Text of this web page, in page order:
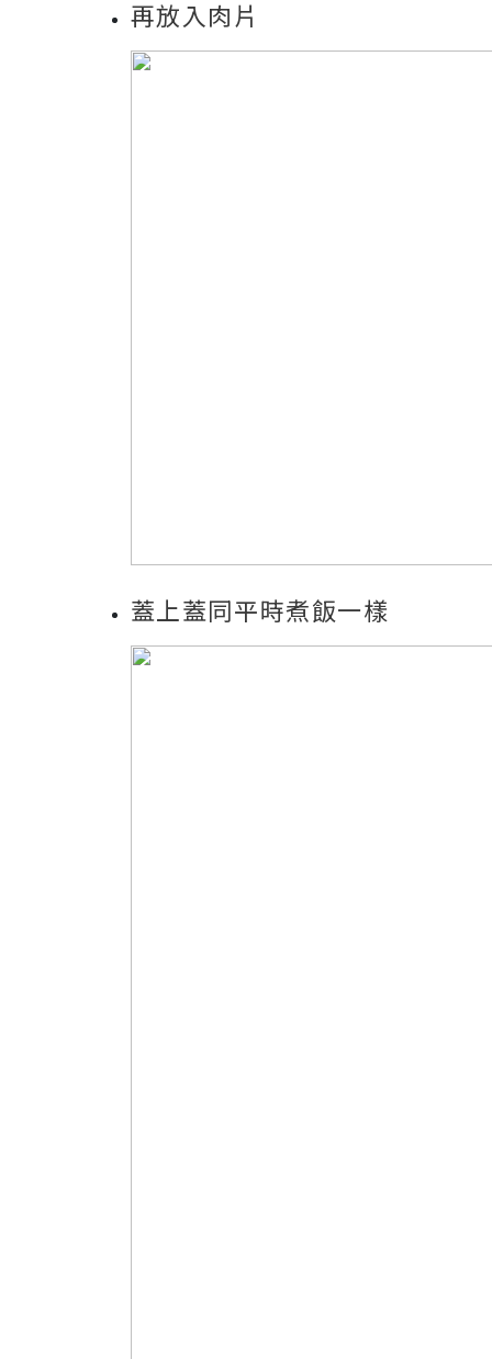
再放入肉片
蓋上蓋同平時煮飯一樣